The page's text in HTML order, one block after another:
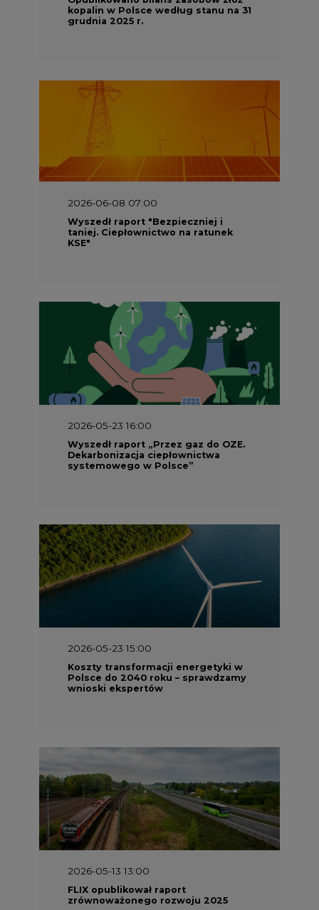
kopalin w Polsce według stanu na 31
grudnia 2025 r.
2026-06-08 07:00
Wyszedł raport "Bezpieczniej i
taniej. Ciepłownictwo na ratunek
KSE"
2026-05-23 16:00
Wyszedł raport „Przez gaz do OZE.
Dekarbonizacja ciepłownictwa
systemowego w Polsce”
2026-05-23 15:00
Koszty transformacji energetyki w
Polsce do 2040 roku – sprawdzamy
wnioski ekspertów
2026-05-13 13:00
FLIX opublikował raport
zrównoważonego rozwoju 2025